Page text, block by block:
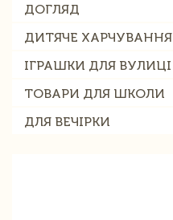
ДОГЛЯД
ДИТЯЧЕ ХАРЧУВАННЯ
ІГРАШКИ ДЛЯ ВУЛИЦІ
ТОВАРИ ДЛЯ ШКОЛИ
ДЛЯ ВЕЧІРКИ